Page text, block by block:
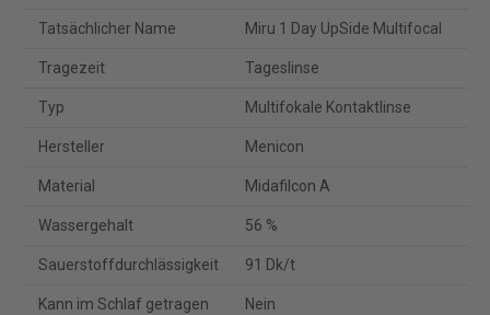
Tatsächlicher Name Miru 1 Day UpSide Multifocal
Tragezeit Tageslinse
Typ Multifokale Kontaktlinse
Hersteller Menicon
Material Midafilcon A
Wassergehalt 56 %
Sauerstoffdurchlässigkeit 91 Dk/t
Kann im Schlaf getragen
Nein